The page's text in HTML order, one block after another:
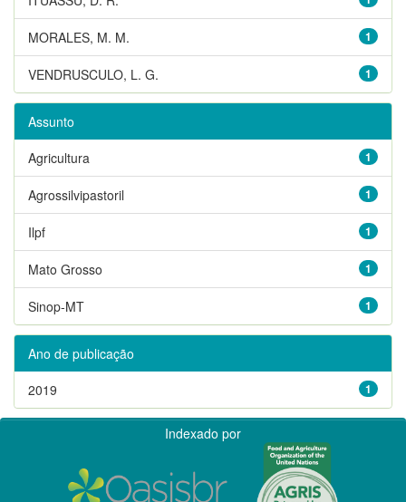
1
MORALES, M. M.
1
VENDRUSCULO, L. G.
Assunto
1
Agricultura
1
Agrossilvipastoril
1
Ilpf
1
Mato Grosso
1
Sinop-MT
Ano de publicação
1
2019
Indexado por